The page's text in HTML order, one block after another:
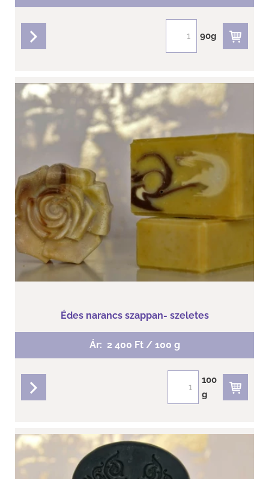
90g
Édes narancs szappan- szeletes
A narancsliget üzenete száraz és normál bőrre!
Kecsketejes szappan.
Édes narancs szappan- szeletes
Ár: 2 400 Ft / 100 g
100
g
Clematis Fekete Rozmaring szeletes...
Hévízi iszapos- fekete szenes rozmaring szappan. Zsíros